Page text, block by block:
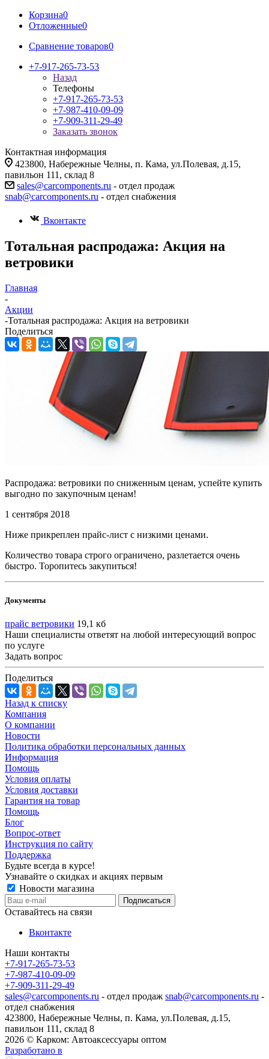
Корзина0
Отложенные0
Сравнение товаров0
+7-917-265-73-53
Назад
Телефоны
+7-917-265-73-53
+7-987-410-09-09
+7-909-311-29-49
Заказать звонок
Контактная информация
423800, Набережные Челны, п. Кама, ул.Полевая, д.15,
павильон 111, склад 8
sales@carcomponents.ru - отдел продаж
snab@carcomponents.ru - отдел снабжения
Вконтакте
Тотальная распродажа: Акция на
ветровики
Главная
-
Акции
-Тотальная распродажа: Акция на ветровики
Поделиться
Распродажа: ветровики по сниженным ценам, успейте купить
выгодно по закупочным ценам!
1 сентября 2018
Ниже прикреплен прайс-лист с низкими ценами.
Количество товара строго ограничено, разлетается очень
быстро. Торопитесь закупиться!
Документы
прайс ветровики 19,1 кб
Наши специалисты ответят на любой интересующий вопрос
по услуге
Задать вопрос
Поделиться
Назад к списку
Компания
О компании
Новости
Политика обработки персональных данных
Информация
Помощь
Условия оплаты
Условия доставки
Гарантия на товар
Помощь
Блог
Вопрос-ответ
Инструкция по сайту
Поддержка
Будьте всегда в курсе!
Узнавайте о скидках и акциях первым
Новости магазина
Оставайтесь на связи
Вконтакте
Наши контакты
+7-917-265-73-53
+7-987-410-09-09
+7-909-311-29-49
sales@carcomponents.ru - отдел продаж snab@carcomponents.ru -
отдел снабжения
423800, Набережные Челны, п. Кама, ул.Полевая, д.15,
павильон 111, склад 8
2026 © Карком: Автоаксессуары оптом
Разработано в